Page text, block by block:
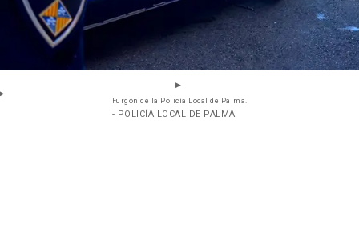
Furgón de la Policía Local de Palma.
- POLICÍA LOCAL DE PALMA